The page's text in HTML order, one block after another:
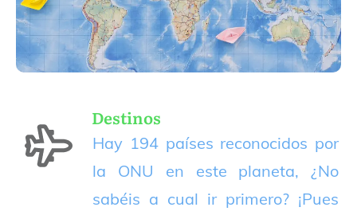
Destinos
Hay 194 países reconocidos por
la ONU en este planeta, ¿No
sabéis a cual ir primero? ¡Pues